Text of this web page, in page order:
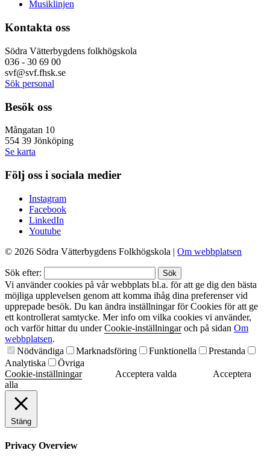
Musiklinjen
Kontakta oss
Södra Vätterbygdens folkhögskola
036 - 30 69 00
svf@svf.fhsk.se
Sök personal
Besök oss
Mångatan 10
554 39 Jönköping
Se karta
Följ oss i sociala medier
Instagram
Facebook
LinkedIn
Youtube
© 2026 Södra Vätterbygdens Folkhögskola | Om webbplatsen
Sök efter:
Vi använder cookies på vår webbplats bl.a. för att ge dig den bästa
möjliga upplevelsen genom att komma ihåg dina preferenser vid
upprepade besök. Du kan ändra inställningar för Cookies för att ge
ett kontrollerat samtycke. Mer info om vilka cookies vi använder,
och varför hittar du underCookie-inställningaroch på sidan Om
webbplatsen.
Nödvändiga
Marknadsföring Funktionella
Prestanda
Analytiska
Övriga
Cookie-inställningar
Acceptera valda
Acceptera
alla
Stäng
Privacy Overview